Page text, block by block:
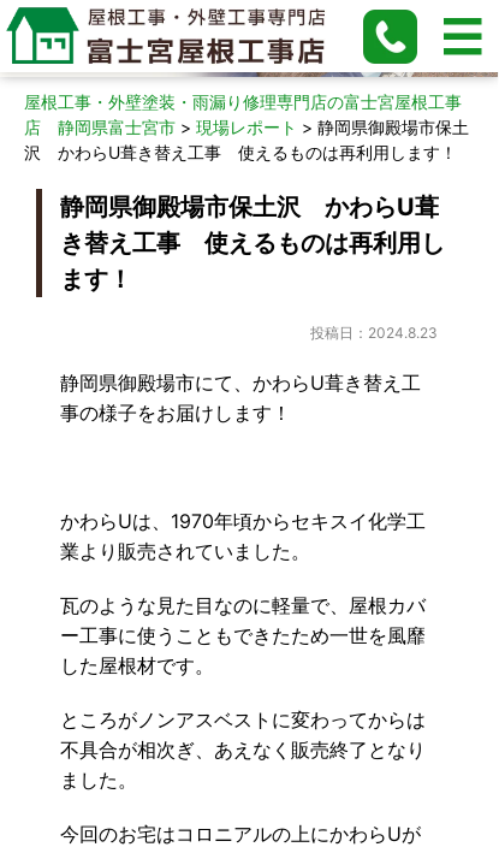
現場レポート
屋根工事・外壁塗装・雨漏り修理専門店の富士宮屋根工事
店 静岡県富士宮市 > 現場レポート > 静岡県御殿場市保土
沢 かわらU葺き替え工事 使えるものは再利用します！
静岡県御殿場市保土沢 かわらU葺
き替え工事 使えるものは再利用し
ます！
投稿日：2024.8.23
静岡県御殿場市にて、かわらU葺き替え工
事の様子をお届けします！
かわらUは、1970年頃からセキスイ化学工
業より販売されていました。
瓦のような見た目なのに軽量で、屋根カバ
ー工事に使うこともできたため一世を風靡
した屋根材です。
ところがノンアスベストに変わってからは
不具合が相次ぎ、あえなく販売終了となり
ました。
今回のお宅はコロニアルの上にかわらUが